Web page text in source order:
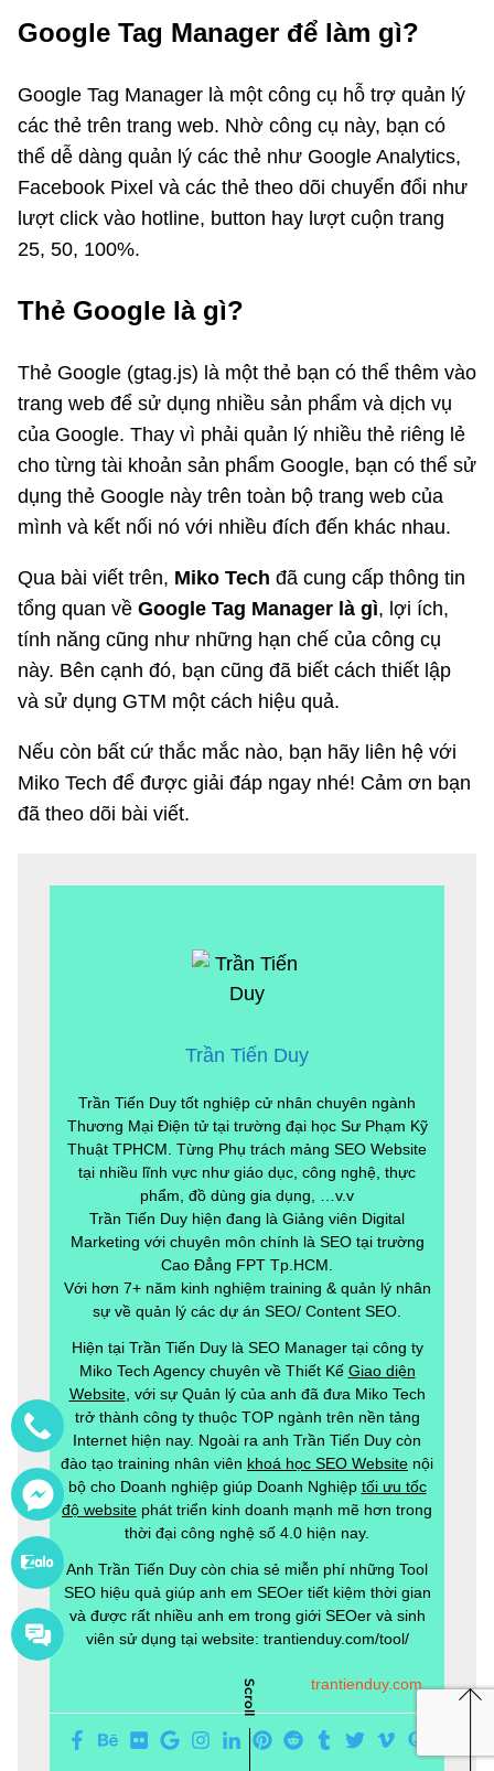
Google Tag Manager để làm gì?
Google Tag Manager là một công cụ hỗ trợ quản lý
các thẻ trên trang web. Nhờ công cụ này, bạn có
thể dễ dàng quản lý các thẻ như Google Analytics,
Facebook Pixel và các thẻ theo dõi chuyển đổi như
lượt click vào hotline, button hay lượt cuộn trang
25, 50, 100%.
Thẻ Google là gì?
Thẻ Google (gtag.js) là một thẻ bạn có thể thêm vào
trang web để sử dụng nhiều sản phẩm và dịch vụ
của Google. Thay vì phải quản lý nhiều thẻ riêng lẻ
cho từng tài khoản sản phẩm Google, bạn có thể sử
dụng thẻ Google này trên toàn bộ trang web của
mình và kết nối nó với nhiều đích đến khác nhau.
Qua bài viết trên, Miko Tech đã cung cấp thông tin
tổng quan về Google Tag Manager là gì, lợi ích,
tính năng cũng như những hạn chế của công cụ
này. Bên cạnh đó, bạn cũng đã biết cách thiết lập
và sử dụng GTM một cách hiệu quả.
Nếu còn bất cứ thắc mắc nào, bạn hãy liên hệ với
Miko Tech để được giải đáp ngay nhé! Cảm ơn bạn
đã theo dõi bài viết.
Trần Tiến Duy
Trần Tiến Duy tốt nghiệp cử nhân chuyên ngành
Thương Mại Điện tử tại trường đại học Sư Phạm Kỹ
Thuật TPHCM. Từng Phụ trách mảng SEO Website
tại nhiều lĩnh vực như giáo dục, công nghệ, thực
phẩm, đồ dùng gia dụng, …v.v
Trần Tiến Duy hiện đang là Giảng viên Digital
Marketing với chuyên môn chính là SEO tại trường
Cao Đẳng FPT Tp.HCM.
Với hơn 7+ năm kinh nghiệm training & quản lý nhân
sự về quản lý các dự án SEO/ Content SEO.
Hiện tại Trần Tiến Duy là SEO Manager tại công ty
Miko Tech Agency chuyên về Thiết Kế Giao diện
Website, với sự Quản lý của anh đã đưa Miko Tech
trở thành công ty thuộc TOP ngành trên nền tảng
Internet hiện nay. Ngoài ra anh Trần Tiến Duy còn
đào tạo training nhân viên khoá học SEO Website nội
bộ cho Doanh nghiệp giúp Doanh Nghiệp tối ưu tốc
độ website phát triển kinh doanh mạnh mẽ hơn trong
thời đại công nghệ số 4.0 hiện nay.
Anh Trần Tiến Duy còn chia sẻ miễn phí những Tool
SEO hiệu quả giúp anh em SEOer tiết kiệm thời gian
và được rất nhiều anh em trong giới SEOer và sinh
viên sử dụng tại website: trantienduy.com/tool/
trantienduy.com
Scroll